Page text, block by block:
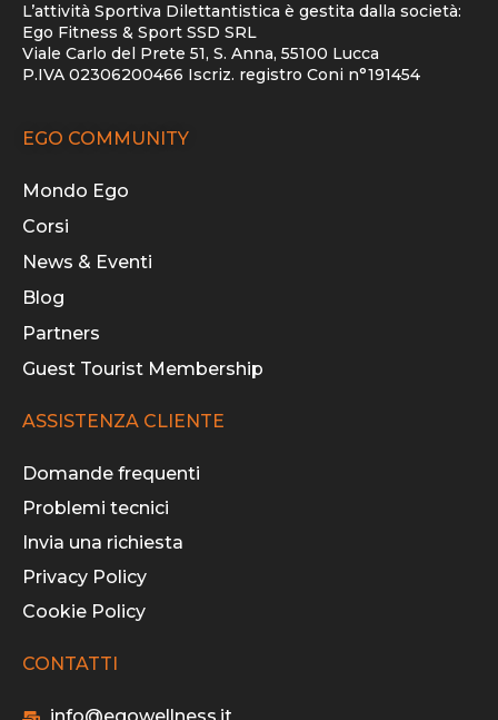
L’attività Sportiva Dilettantistica è gestita dalla società:
Ego Fitness & Sport SSD SRL
Viale Carlo del Prete 51, S. Anna, 55100 Lucca
P.IVA 02306200466 Iscriz. registro Coni n°191454
EGO COMMUNITY
Mondo Ego
Corsi
News & Eventi
Blog
Partners
Guest Tourist Membership
ASSISTENZA CLIENTE
Domande frequenti
Problemi tecnici
Invia una richiesta
Privacy Policy
Cookie Policy
CONTATTI